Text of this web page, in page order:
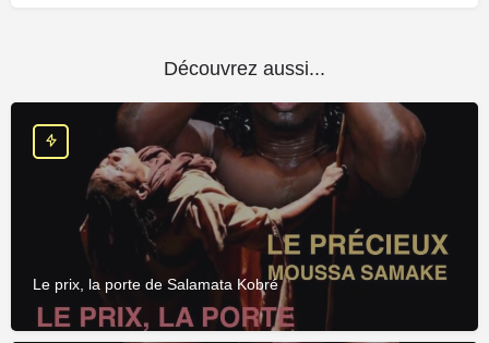
Découvrez aussi...
Le prix, la porte de Salamata Kobré